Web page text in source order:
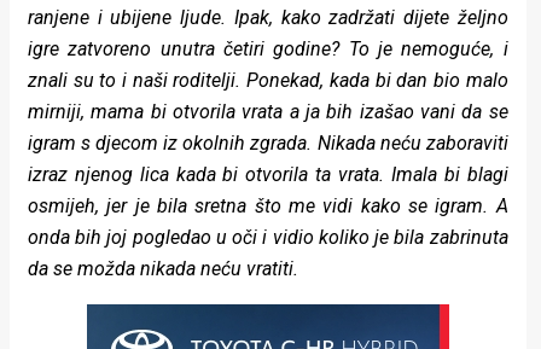
ranjene i ubijene ljude. Ipak, kako zadržati dijete željno
igre zatvoreno unutra četiri godine? To je nemoguće, i
znali su to i naši roditelji. Ponekad, kada bi dan bio malo
mirniji, mama bi otvorila vrata a ja bih izašao vani da se
igram s djecom iz okolnih zgrada. Nikada neću zaboraviti
izraz njenog lica kada bi otvorila ta vrata. Imala bi blagi
osmijeh, jer je bila sretna što me vidi kako se igram. A
onda bih joj pogledao u oči i vidio koliko je bila zabrinuta
da se možda nikada neću vratiti.